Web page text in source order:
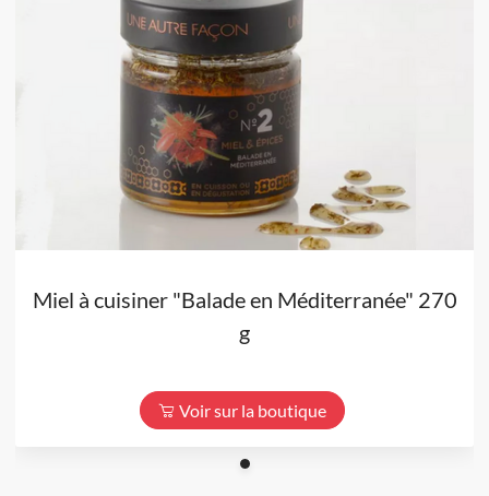
Miel à cuisiner "Balade en Méditerranée" 270
g
Voir sur la boutique